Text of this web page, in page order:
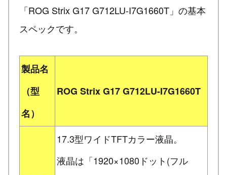
「ROG Strix G17 G712LU-I7G1660T」の基本
スペックです。
製品名
（型
名）
ROG Strix G17 G712LU-I7G1660T
17.3型ワイドTFTカラー液晶。
液晶は「1920×1080ドット(フル